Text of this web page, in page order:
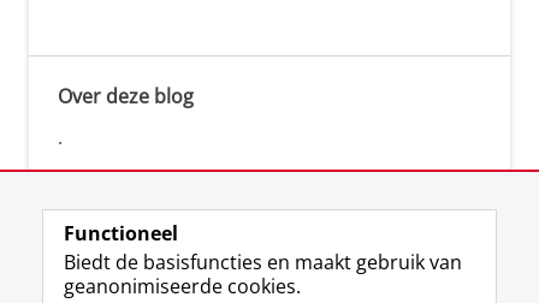
Over deze blog
.
Functioneel
Biedt de basisfuncties en maakt gebruik van
geanonimiseerde cookies.